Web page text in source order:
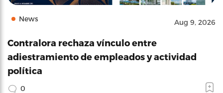
News Aug 9, 2026
Contralora rechaza vínculo entre
adiestramiento de empleados y actividad
política
0